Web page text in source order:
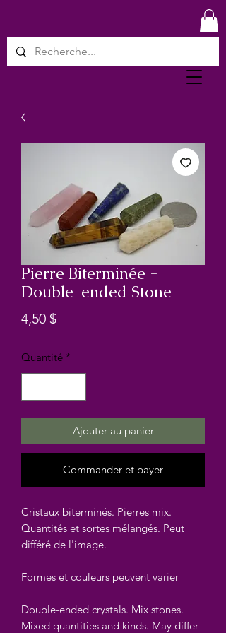
Pierre Biterminée -
Double-ended Stone
4,50 $Prix
Quantité *
Ajouter au panier
Commander et payer
Cristaux biterminés. Pierres mix.
Quantités et sortes mélangés. Peut
différé de l'image.
Formes et couleurs peuvent varier
Double-ended crystals. Mix stones.
Mixed quantities and kinds. May differ